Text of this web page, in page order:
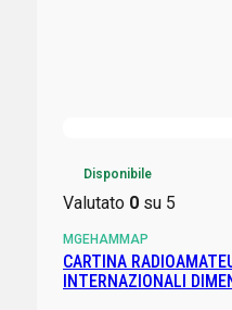
Disponibile
Valutato 0su 5
MGEHAMMAP
CARTINA